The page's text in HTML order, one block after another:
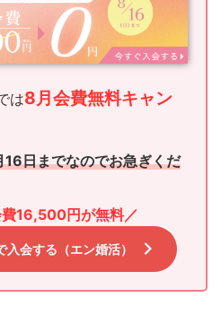
は8月会費無料キャン
16日までなのでお急ぎくだ
費16,500円が無料／
会する（エン婚活）